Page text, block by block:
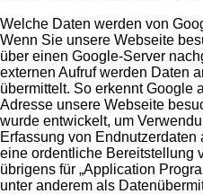
Welche Daten werden von
Wenn Sie unsere Webseite
über einen Google-Server
externen Aufruf werden Daten
übermittelt. So erkennt Google
Adresse unsere Webseite
wurde entwickelt, um
Erfassung von
eine ordentliche Bereitstellung
übrigens für „Application
unter anderem als